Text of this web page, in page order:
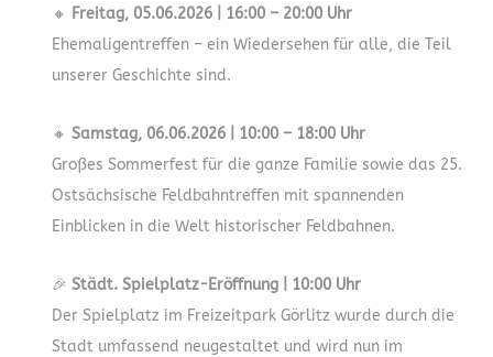
🔸 Freitag, 05.06.2026 | 16:00 – 20:00 Uhr
Ehemaligentreffen – ein Wiedersehen für alle, die Teil
unserer Geschichte sind.
🔸 Samstag, 06.06.2026 | 10:00 – 18:00 Uhr
Großes Sommerfest für die ganze Familie sowie das 25.
Ostsächsische Feldbahntreffen mit spannenden
Einblicken in die Welt historischer Feldbahnen.
🎉 Städt. Spielplatz-Eröffnung | 10:00 Uhr
Der Spielplatz im Freizeitpark Görlitz wurde durch die
Stadt umfassend neugestaltet und wird nun im